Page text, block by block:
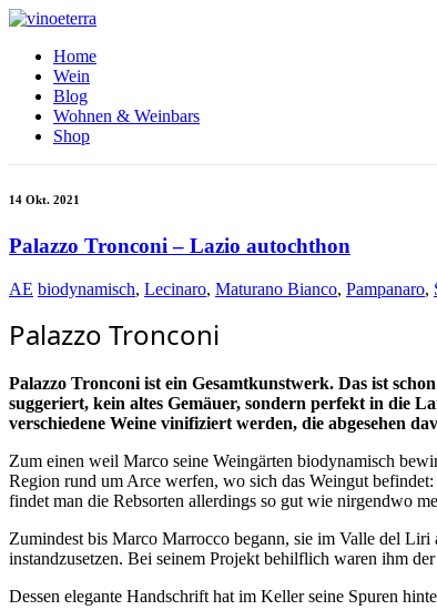
Home
Wein
Blog
Wohnen & Weinbars
Shop
14 Okt. 2021
Palazzo Tronconi – Lazio autochthon
AE biodynamisch, Lecinaro, Maturano Bianco, Pampanaro,
Palazzo Tronconi
Palazzo Tronconi ist ein Gesamtkunstwerk. Das ist
suggeriert, kein altes Gemäuer, sondern perfekt in die
verschiedene Weine vinifiziert werden, die abgesehen
Zum einen weil Marco seine Weingärten biodynamisch
Region rund um Arce werfen, wo sich das Weingut
findet man die Rebsorten allerdings so gut wie nirgendwo
Zumindest bis Marco Marrocco begann, sie im Valle del
instandzusetzen. Bei seinem Projekt behilflich waren ihm
Dessen elegante Handschrift hat im Keller seine Spuren